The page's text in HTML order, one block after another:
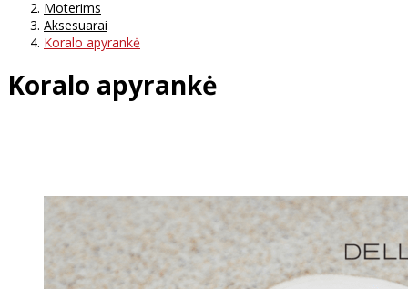
Moterims
Aksesuarai
Koralo apyrankė
Koralo apyrankė